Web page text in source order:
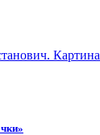
₽.